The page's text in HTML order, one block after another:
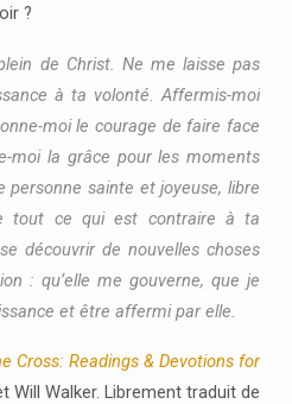
?
de Christ. Ne me laisse pas
à ta volonté. Affermis-moi
moi le courage de faire face
moi la grâce pour les moments
personne sainte et joyeuse, libre
tout ce qui est contraire à ta
découvrir de nouvelles choses
: qu’elle me gouverne, que je
et être affermi par elle.
Cross: Readings & Devotions for
Will Walker. Librement traduit de